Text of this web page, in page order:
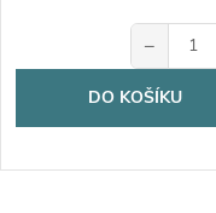
−
DO KOŠÍKU